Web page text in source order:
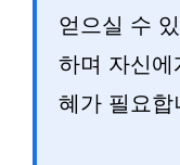
얻으실 수
하며 자신에
혜가 필요합